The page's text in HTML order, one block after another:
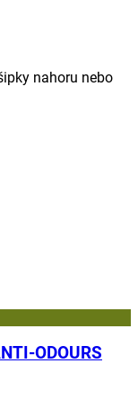
nahoru nebo
ODOURS